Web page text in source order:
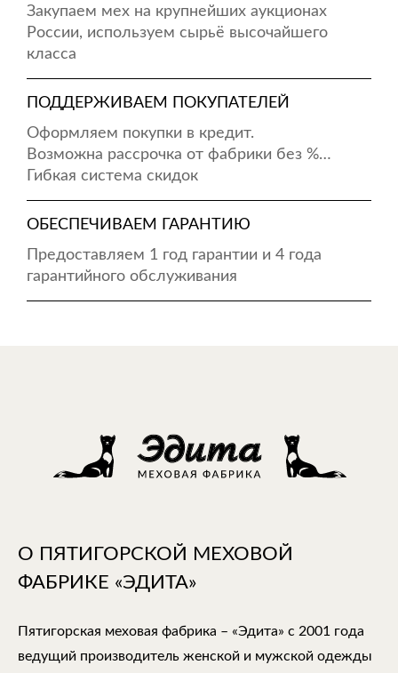
Закупаем мех на крупнейших аукционах
России, используем сырьё высочайшего
класса
ПОДДЕРЖИВАЕМ ПОКУПАТЕЛЕЙ
Оформляем покупки в кредит.
Возможна рассрочка от фабрики без %…
Гибкая система скидок
ОБЕСПЕЧИВАЕМ ГАРАНТИЮ
Предоставляем 1 год гарантии и 4 года
гарантийного обслуживания
О ПЯТИГОРСКОЙ МЕХОВОЙ
ФАБРИКЕ «ЭДИТА»
Пятигорская меховая фабрика – «Эдита» с 2001 года
ведущий производитель женской и мужской одежды